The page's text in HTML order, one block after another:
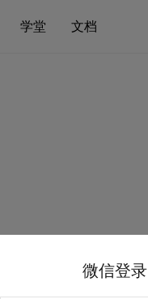
学堂 文档
微信登录